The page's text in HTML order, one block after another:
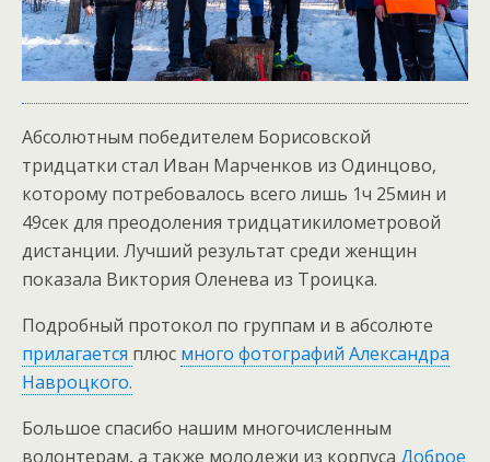
Абсолютным победителем Борисовской
тридцатки стал Иван Марченков из Одинцово,
которому потребовалось всего лишь 1ч 25мин и
49сек для преодоления тридцатикилометровой
дистанции. Лучший результат среди женщин
показала Виктория Оленева из Троицка.
Подробный протокол по группам и в абсолюте
прилагается плюс много фотографий Александра
Навроцкого.
Большое спасибо нашим многочисленным
волонтерам, а также молодежи из корпуса Доброе